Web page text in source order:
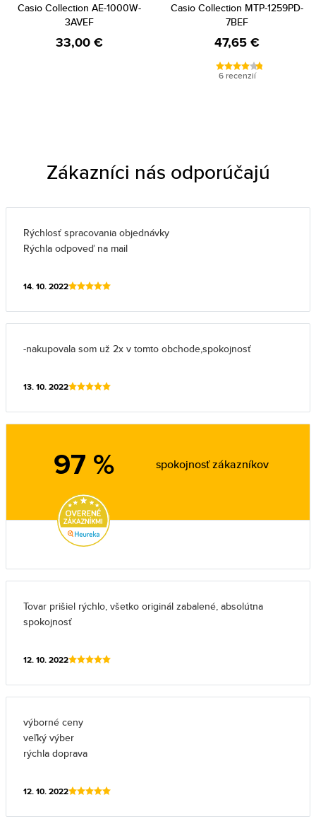
Casio Collection AE-1000W-
3AVEF
33,00 €
Casio Collection MTP-1259PD-
7BEF
47,65 €
6 recenzií
Zákazníci nás odporúčajú
Rýchlosť spracovania objednávky
Rýchla odpoveď na mail
14. 10. 2022
-nakupovala som už 2x v tomto obchode,spokojnosť
13. 10. 2022
97 % spokojnosť zákazníkov
Tovar prišiel rýchlo, všetko originál zabalené, absolútna
spokojnosť
12. 10. 2022
výborné ceny
veľký výber
rýchla doprava
12. 10. 2022